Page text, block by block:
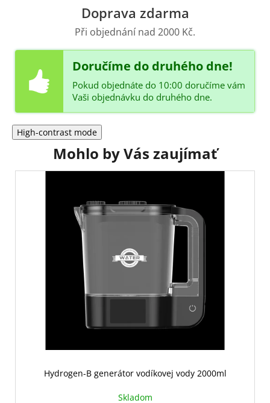
Doprava zdarma
Při objednání nad 2000 Kč.
Doručíme do druhého dne!
Pokud objednáte do 10:00 doručíme vám
Vaši objednávku do druhého dne.
High-contrast mode
Mohlo by Vás zaujímať
Hydrogen-B generátor vodíkovej vody 2000ml
Skladom